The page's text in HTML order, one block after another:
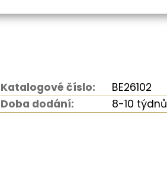
Katalogové číslo:
BE26102
Doba dodání:
8-10 týdnů